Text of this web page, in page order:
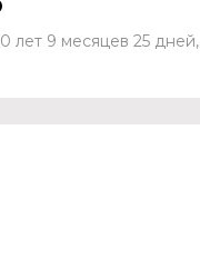
лет 9 месяцев 25